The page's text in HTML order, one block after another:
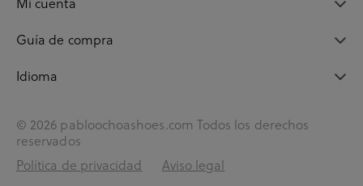
Guía de compra
Idioma
© 2026 pabloochoashoes.com Todos los derechos
reservados
Política de privacidad
Aviso legal